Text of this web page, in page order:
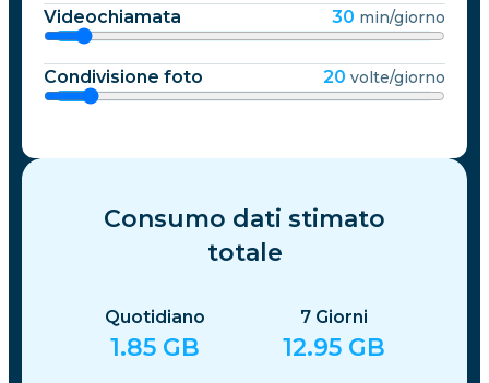
Videochiamata 30 min/giorno
Condivisione foto 20 volte/giorno
Consumo dati stimato
totale
Quotidiano
1.85 GB
7 Giorni
12.95 GB